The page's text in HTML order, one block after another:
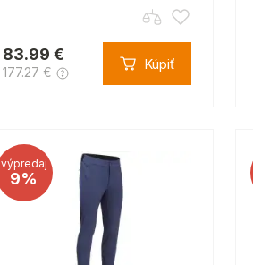
83.99 €
177.27 € Kúpiť
výpredaj
9%